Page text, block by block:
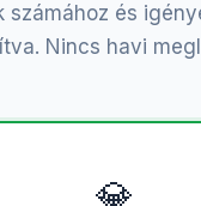
számához és
Nincs havi
💎